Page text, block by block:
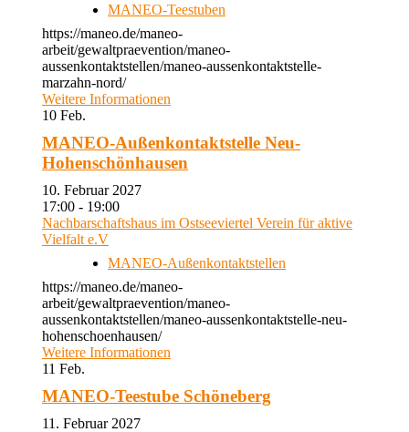
MANEO-Teestuben
https://maneo.de/maneo-
arbeit/gewaltpraevention/maneo-
aussenkontaktstellen/maneo-aussenkontaktstelle-
marzahn-nord/
Weitere Informationen
10 Feb.
MANEO-Außenkontaktstelle Neu-
Hohenschönhausen
10. Februar 2027
17:00 - 19:00
Nachbarschaftshaus im Ostseeviertel Verein für aktive
Vielfalt e.V
MANEO-Außenkontaktstellen
https://maneo.de/maneo-
arbeit/gewaltpraevention/maneo-
aussenkontaktstellen/maneo-aussenkontaktstelle-neu-
hohenschoenhausen/
Weitere Informationen
11 Feb.
MANEO-Teestube Schöneberg
11. Februar 2027